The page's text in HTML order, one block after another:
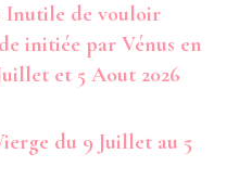
Inutile de vouloir
initiée par Vénus en
et 5 Aout 2026
du 9 Juillet au 5